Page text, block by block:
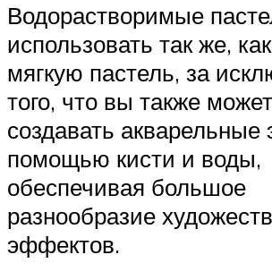
Водорастворимые
использовать так же,
мягкую пастель, за
того, что вы также
создавать
помощью кисти и воды,
обеспечивая большое
разнообразие
эффектов.